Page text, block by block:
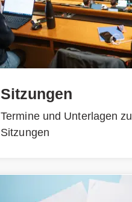
Sitzungen
Termine und Unterlagen zu
Sitzungen